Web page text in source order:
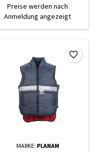
Preise werden nach
Anmeldung angezeigt
MARKE: PLANAM
favorite_border